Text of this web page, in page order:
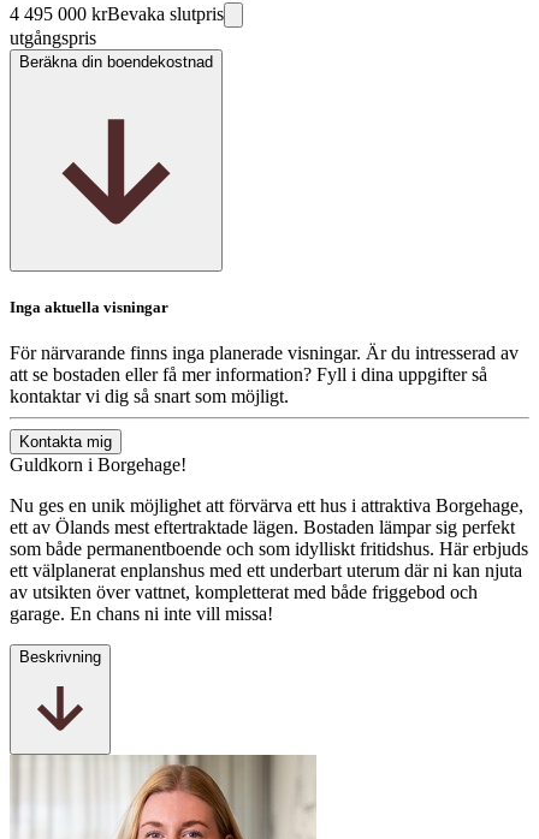
4 495 000 krBevaka slutpris
utgångspris
Beräkna din boendekostnad
Inga aktuella visningar
För närvarande finns inga planerade visningar. Är du intresserad av
att se bostaden eller få mer information? Fyll i dina uppgifter så
kontaktar vi dig så snart som möjligt.
Kontakta mig
Guldkorn i Borgehage!
Nu ges en unik möjlighet att förvärva ett hus i attraktiva Borgehage,
ett av Ölands mest eftertraktade lägen. Bostaden lämpar sig perfekt
som både permanentboende och som idylliskt fritidshus. Här erbjuds
ett välplanerat enplanshus med ett underbart uterum där ni kan njuta
av utsikten över vattnet, kompletterat med både friggebod och
garage. En chans ni inte vill missa!
Beskrivning